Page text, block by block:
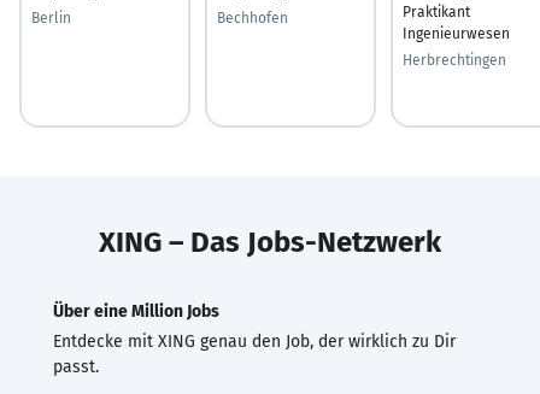
Berlin
Bechhofen
Praktikant
Ingenieurwesen
Herbrechtingen
XING – Das Jobs-Netzwerk
Über eine Million Jobs
Entdecke mit XING genau den Job, der wirklich zu Dir
passt.